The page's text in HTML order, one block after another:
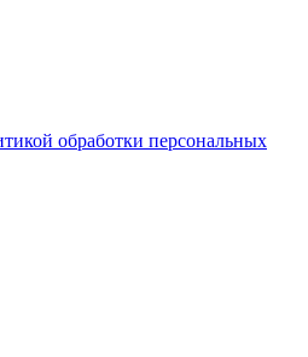
обработки персональных